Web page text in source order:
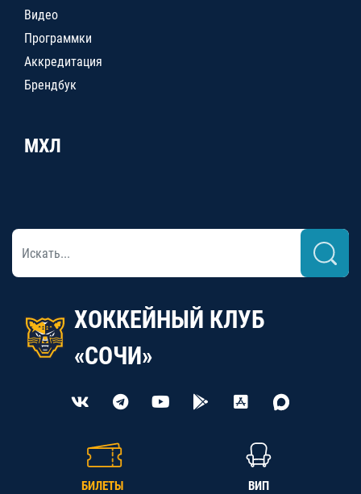
Видео
Программки
Аккредитация
Брендбук
МХЛ
ХОККЕЙНЫЙ КЛУБ
«СОЧИ»
БИЛЕТЫ ВИП